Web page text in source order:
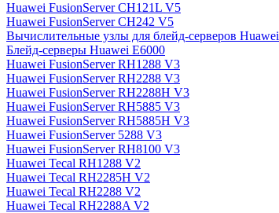
Huawei FusionServer CH121L V5
Huawei FusionServer CH242 V5
Вычислительные узлы для блейд-серверов Huawei
Блейд-серверы Huawei E6000
Huawei FusionServer RH1288 V3
Huawei FusionServer RH2288 V3
Huawei FusionServer RH2288H V3
Huawei FusionServer RH5885 V3
Huawei FusionServer RH5885H V3
Huawei FusionServer 5288 V3
Huawei FusionServer RH8100 V3
Huawei Tecal RH1288 V2
Huawei Tecal RH2285H V2
Huawei Tecal RH2288 V2
Huawei Tecal RH2288A V2